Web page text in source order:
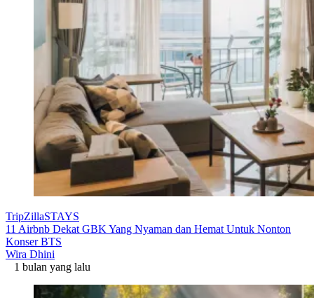
TripZillaSTAYS
11 Airbnb Dekat GBK Yang Nyaman dan Hemat Untuk Nonton
Konser BTS
Wira Dhini
1 bulan yang lalu